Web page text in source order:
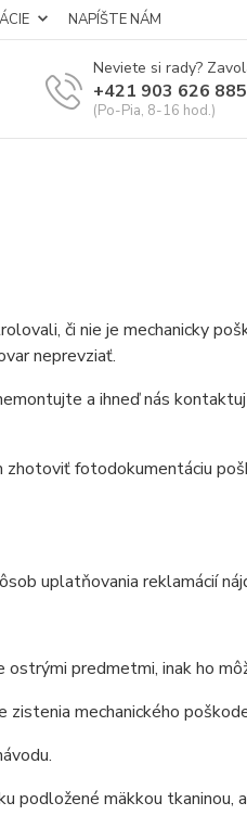
NAPÍŠTE NÁM
Neviete si rady?
+421 903 626 885
(Po-Pia, 8-16 hod.)
či nie je mechanicky
neprevziať.
a ihneď nás
fotodokumentáciu
uplatňovania reklamácií
ostrými predmetmi, inak ho
mechanického
mäkkou tkaninou,